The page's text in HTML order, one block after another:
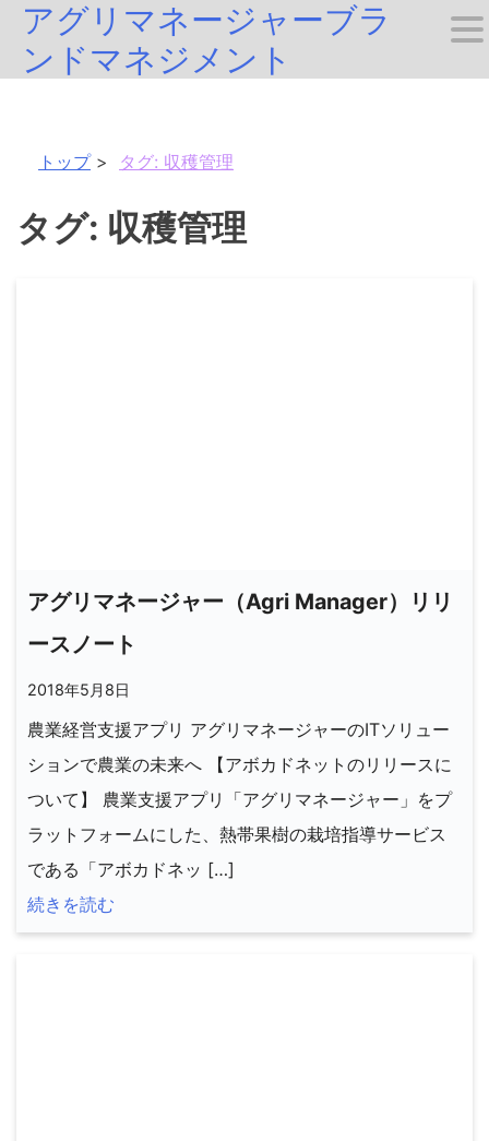
Skipアグリマネージャーブラ
ンドマネジメント
トップ タグ: 収穫管理
タグ: 収穫管理
アグリマネージャー（Agri Manager）リリ
ースノート
2018年5月8日
農業経営支援アプリ アグリマネージャーのITソリュー
ションで農業の未来へ 【アボカドネットのリリースに
ついて】 農業支援アプリ「アグリマネージャー」をプ
ラットフォームにした、熱帯果樹の栽培指導サービス
である「アボカドネッ […]
続きを読む